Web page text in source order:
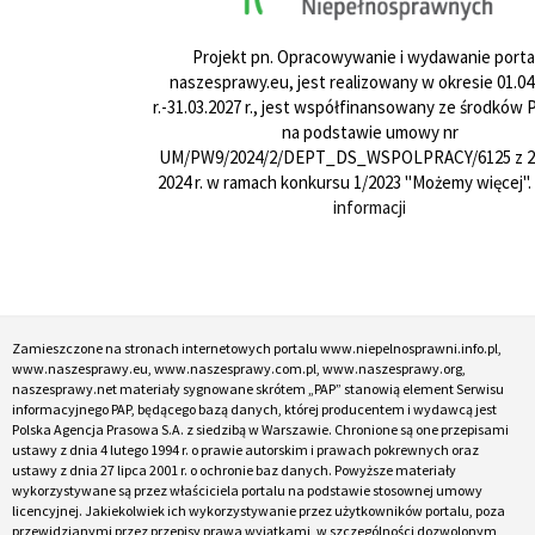
Projekt pn. Opracowywanie i wydawanie
naszesprawy.eu, jest realizowany w okresie
r.-31.03.2027 r., jest współfinansowany ze środków
na podstawie umowy nr
UM/PW9/2024/2/DEPT_DS_WSPOLPRACY/6125 z
2024 r. w ramach konkursu 1/2023 "Możemy więcej".
informacji
Zamieszczone na stronach internetowych portalu www.niepelnosprawni.info.pl,
www.naszesprawy.eu, www.naszesprawy.com.pl, www.naszesprawy.org,
naszesprawy.net materiały sygnowane skrótem „PAP” stanowią element Serwisu
informacyjnego PAP, będącego bazą danych, której producentem i wydawcą jest
Polska Agencja Prasowa S.A. z siedzibą w Warszawie. Chronione są one przepisami
ustawy z dnia 4 lutego 1994 r. o prawie autorskim i prawach pokrewnych oraz
ustawy z dnia 27 lipca 2001 r. o ochronie baz danych. Powyższe materiały
wykorzystywane są przez właściciela portalu na podstawie stosownej umowy
licencyjnej. Jakiekolwiek ich wykorzystywanie przez użytkowników portalu, poza
przewidzianymi przez przepisy prawa wyjątkami, w szczególności dozwolonym